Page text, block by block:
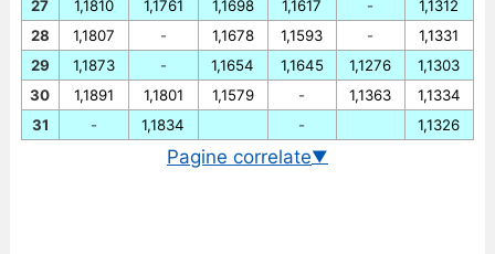
27
28
29
30
31
1,1810
1,1807
1,1873
1,1891
-
1,1761
-
-
1,1801
1,1834
1,1698
1,1678
1,1654
1,1579
1,1617
1,1593
1,1645
-
-
-
-
1,1276
1,1363
1,1312
1,1331
1,1303
1,1334
1,1326
Pagine correlate▼